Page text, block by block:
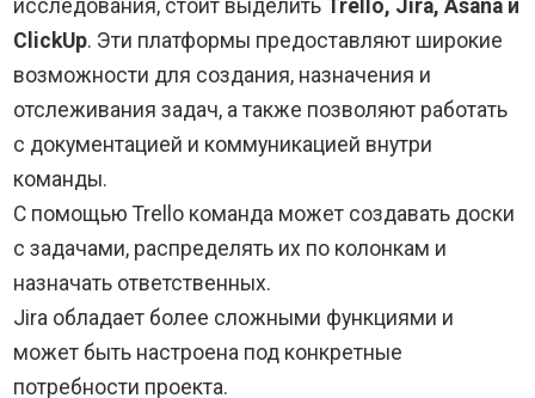
исследования, стоит выделить Trello, Jira, Asana и
ClickUp. Эти платформы предоставляют широкие
возможности для создания, назначения и
отслеживания задач, а также позволяют работать
с документацией и коммуникацией внутри
команды.
С помощью Trello команда может создавать доски
с задачами, распределять их по колонкам и
назначать ответственных.
Jira обладает более сложными функциями и
может быть настроена под конкретные
потребности проекта.